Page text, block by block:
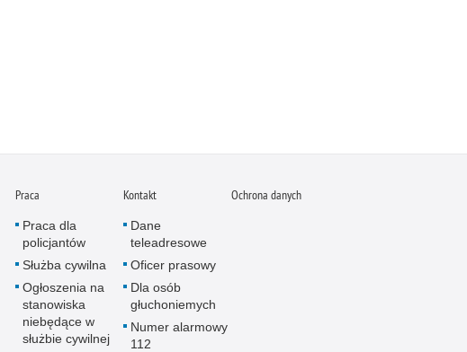
Praca
Praca dla
policjantów
Służba cywilna
Ogłoszenia na
stanowiska
niebędące w
służbie cywilnej
Kontakt
Dane
teleadresowe
Oficer prasowy
Dla osób
głuchoniemych
Numer alarmowy
112
Ochrona danych